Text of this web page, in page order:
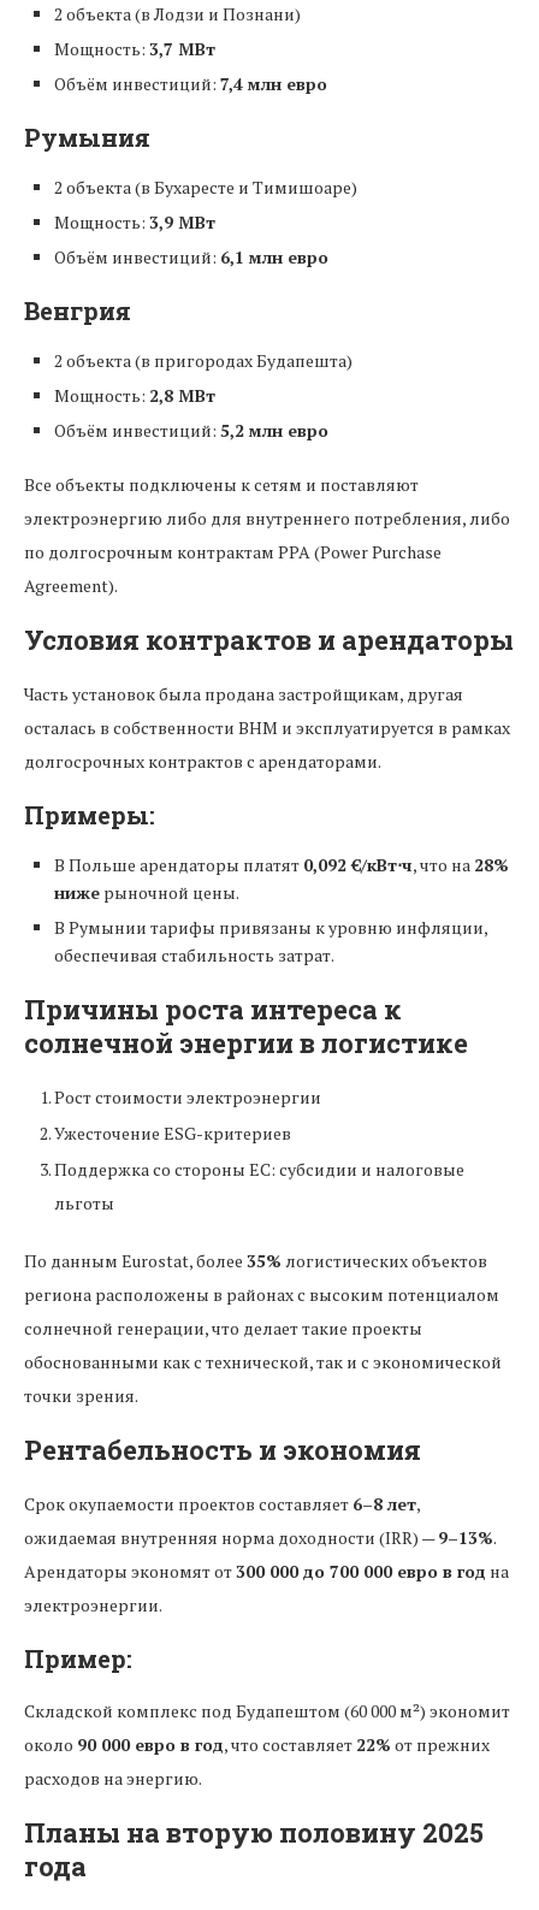
2 объекта (в Лодзи и Познани)
Мощность: 3,7 МВт
Объём инвестиций: 7,4 млн евро
Румыния
2 объекта (в Бухаресте и Тимишоаре)
Мощность: 3,9 МВт
Объём инвестиций: 6,1 млн евро
Венгрия
2 объекта (в пригородах Будапешта)
Мощность: 2,8 МВт
Объём инвестиций: 5,2 млн евро
Все объекты подключены к сетям и поставляют
электроэнергию либо для внутреннего потребления, либо
по долгосрочным контрактам PPA (Power Purchase
Agreement).
Условия контрактов и арендаторы
Часть установок была продана застройщикам, другая
осталась в собственности BHM и эксплуатируется в рамках
долгосрочных контрактов с арендаторами.
Примеры:
В Польше арендаторы платят 0,092 €/кВт⋅ч, что на 28%
ниже рыночной цены.
В Румынии тарифы привязаны к уровню инфляции,
обеспечивая стабильность затрат.
Причины роста интереса к
солнечной энергии в логистике
Рост стоимости электроэнергии
Ужесточение ESG-критериев
Поддержка со стороны ЕС: субсидии и налоговые
льготы
По данным Eurostat, более 35% логистических объектов
региона расположены в районах с высоким потенциалом
солнечной генерации, что делает такие проекты
обоснованными как с технической, так и с экономической
точки зрения.
Рентабельность и экономия
Срок окупаемости проектов составляет 6–8 лет,
ожидаемая внутренняя норма доходности (IRR) —9–13%.
Арендаторы экономят от300 000 до 700 000 евро в год на
электроэнергии.
Пример:
Складской комплекс под Будапештом (60 000 м²) экономит
около 90 000 евро в год, что составляет 22% от прежних
расходов на энергию.
Планы на вторую половину 2025
года